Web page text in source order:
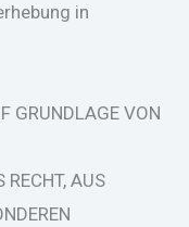
in
GRUNDLAGE VON
RECHT, AUS